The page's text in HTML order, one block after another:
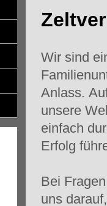
Wir sind
Anlass.
unsere
einfach
Erfolg
Bei
uns